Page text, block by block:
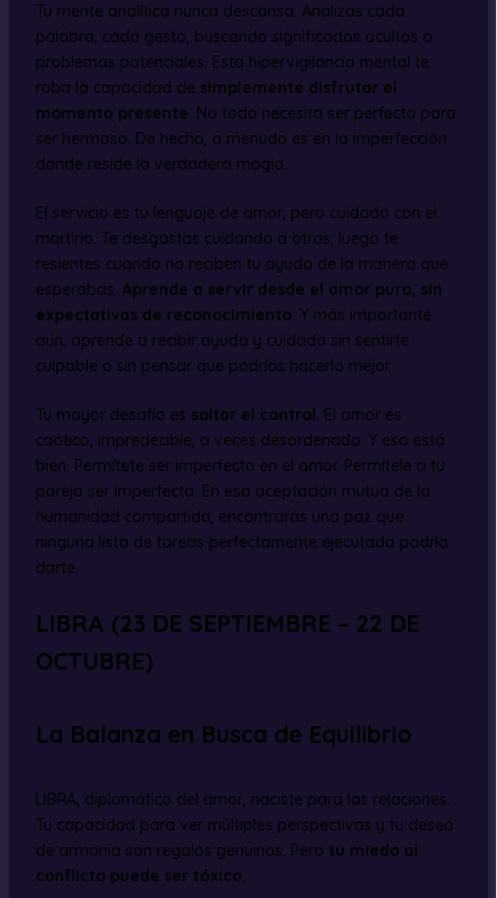
Tu mente analítica nunca descansa. Analizas cada
palabra, cada gesto, buscando significados ocultos o
problemas potenciales. Esta hipervigilancia mental te
roba la capacidad de simplemente disfrutar el
momento presente. No todo necesita ser perfecto para
ser hermoso. De hecho, a menudo es en la imperfección
donde reside la verdadera magia.
El servicio es tu lenguaje de amor, pero cuidado con el
martirio. Te desgastas cuidando a otros, luego te
resientes cuando no reciben tu ayuda de la manera que
esperabas. Aprende a servir desde el amor puro, sin
expectativas de reconocimiento. Y más importante
aún, aprende a recibir ayuda y cuidado sin sentirte
culpable o sin pensar que podrías hacerlo mejor.
Tu mayor desafío es soltar el control. El amor es
caótico, impredecible, a veces desordenado. Y eso está
bien. Permítete ser imperfecto en el amor. Permítele a tu
pareja ser imperfecta. En esa aceptación mutua de la
humanidad compartida, encontrarás una paz que
ninguna lista de tareas perfectamente ejecutada podría
darte.
LIBRA (23 DE SEPTIEMBRE – 22 DE
OCTUBRE)
La Balanza en Busca de Equilibrio
LIBRA, diplomático del amor, naciste para las relaciones.
Tu capacidad para ver múltiples perspectivas y tu deseo
de armonía son regalos genuinos. Pero tu miedo al
conflicto puede ser tóxico.